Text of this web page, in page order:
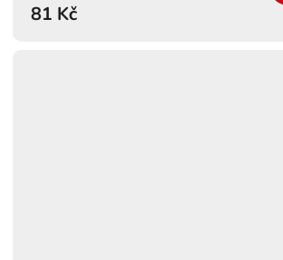
81 Kč